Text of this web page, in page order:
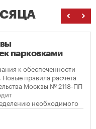
парковками
к обеспеченности
правила расчета
Москвы № 2118-ПП
необходимого
площади квартир и
уже согласованных